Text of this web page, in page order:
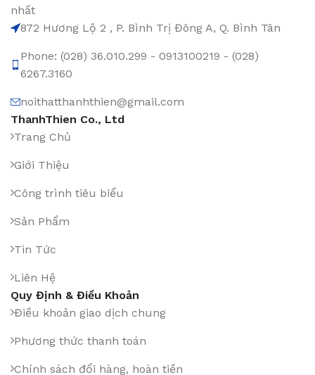
nhất
872 Hương Lộ 2 , P. Bình Trị Đông A, Q. Bình Tân
Phone: (028) 36.010.299 - 0913100219 - (028)
6267.3160
noithatthanhthien@gmail.com
ThanhThien Co., Ltd
Trang Chủ
Giới Thiệu
Công trình tiêu biểu
Sản Phẩm
Tin Tức
Liên Hệ
Quy Định & Điều Khoản
Điều khoản giao dịch chung
Phương thức thanh toán
Chính sách đổi hàng, hoàn tiền